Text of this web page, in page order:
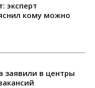
эксперт
кому можно
заявили в центры